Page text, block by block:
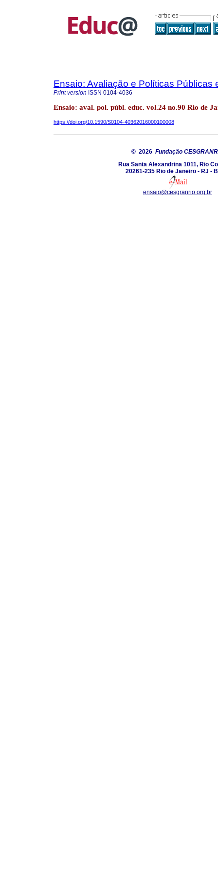
Ensaio: Avaliação e Políticas Públicas
Print version ISSN 0104-4036
Ensaio: aval. pol. públ. educ. vol.24 no.90 Rio de
https://doi.org/10.1590/S0104-40362016000100008
© 2026 Fundação
Rua Santa Alexandrina 1011, Rio
20261-235 Rio de Janeiro - RJ -
ensaio@cesgranrio.org.br